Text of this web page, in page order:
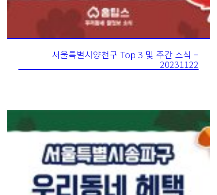
서울특별시양천구 Top 3 및 주간 소식 –
20231122